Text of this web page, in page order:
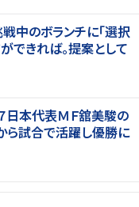
中のボランチに「選択
できれば。提案として
日本代表ＭＦ舘美駿の
ら試合で活躍し優勝に